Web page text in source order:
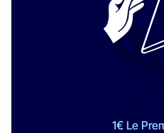
1€ Le